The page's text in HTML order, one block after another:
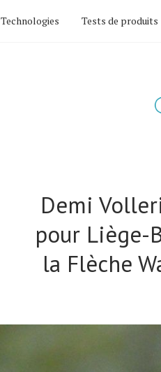
Technologies Tests de produits
Demi
pour Liège-
la Flèche